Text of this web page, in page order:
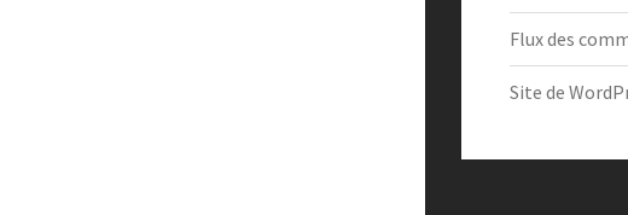
Flux des
Site de